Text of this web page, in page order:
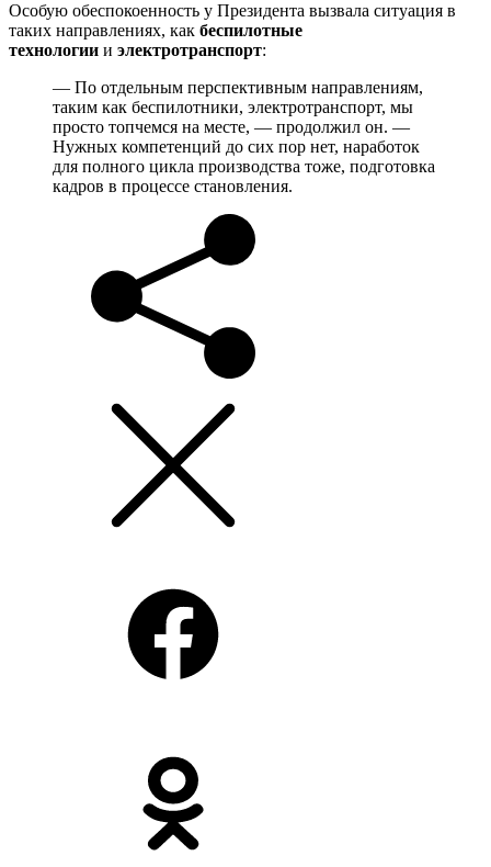
Особую обеспокоенность у Президента вызвала ситуация в
таких направлениях, как беспилотные
технологии и электротранспорт:
— По отдельным перспективным направлениям,
таким как беспилотники, электротранспорт, мы
просто топчемся на месте, — продолжил он. —
Нужных компетенций до сих пор нет, наработок
для полного цикла производства тоже, подготовка
кадров в процессе становления.